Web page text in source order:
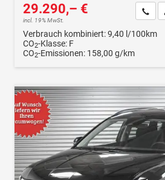
29.290,– €
incl. 19% MwSt.
Wir
Verbrauch kombiniert:9,40 l/100km
CO2-Klasse: F
CO2-Emissionen: 158,00 g/km